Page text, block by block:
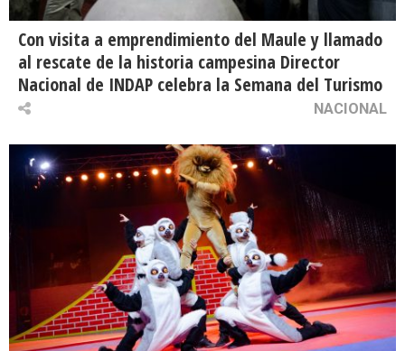
Con visita a emprendimiento del Maule y llamado
al rescate de la historia campesina Director
Nacional de INDAP celebra la Semana del Turismo
NACIONAL